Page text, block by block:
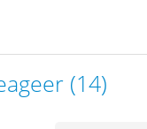
(14)